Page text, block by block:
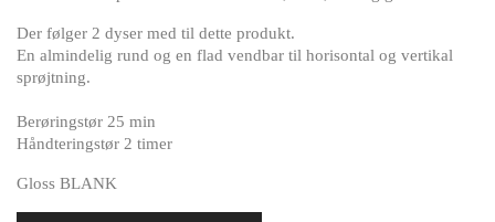
Der følger 2 dyser med til dette produkt.
En almindelig rund og en flad vendbar til horisontal og vertikal
sprøjtning.
Berøringstør 25 min
Håndteringstør 2 timer
Gloss BLANK